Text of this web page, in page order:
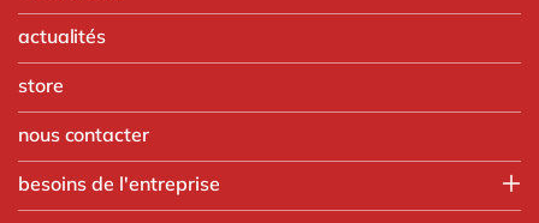
actualités
store
nous contacter
besoins de l'entreprise